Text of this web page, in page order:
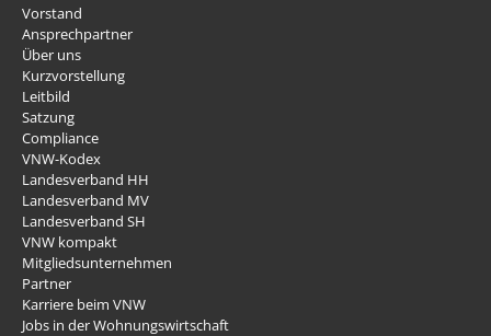
Vorstand
Ansprechpartner
Über uns
Kurzvorstellung
Leitbild
Satzung
Compliance
VNW-Kodex
Landesverband HH
Landesverband MV
Landesverband SH
VNW kompakt
Mitgliedsunternehmen
Partner
Karriere beim VNW
Jobs in der Wohnungswirtschaft